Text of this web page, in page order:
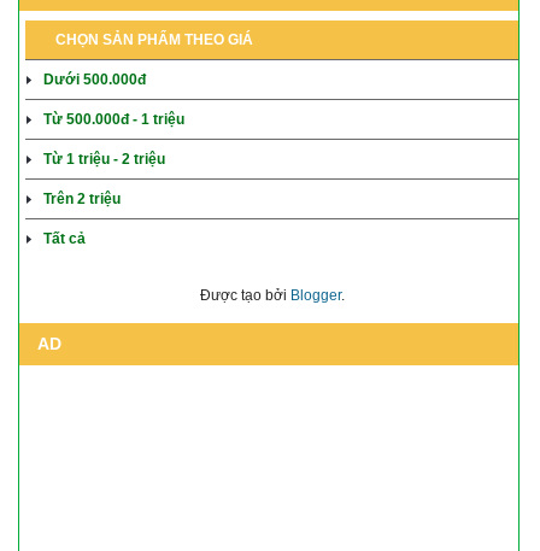
CHỌN SẢN PHẨM THEO GIÁ
Dưới 500.000đ
Từ 500.000đ - 1 triệu
Từ 1 triệu - 2 triệu
Trên 2 triệu
Tất cả
Được tạo bởi Blogger.
AD